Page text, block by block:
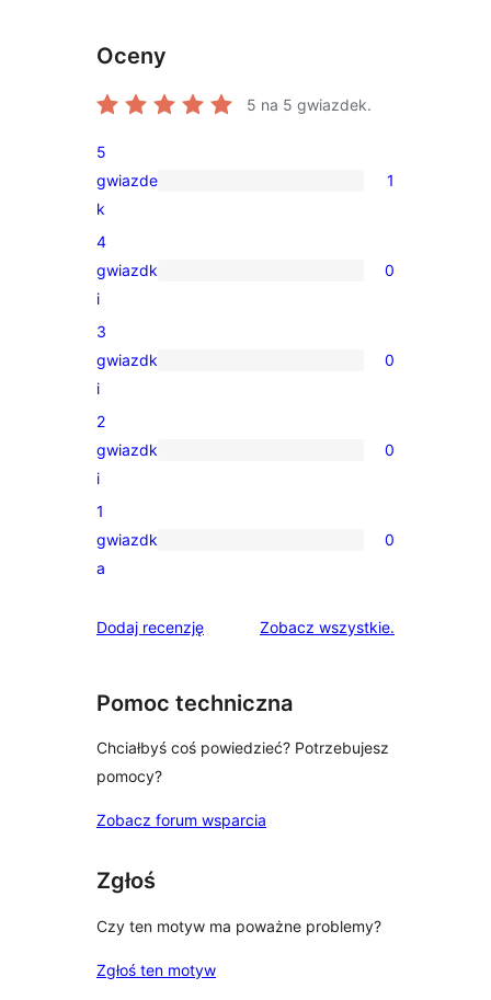
Oceny
5 na 5 gwiazdek.
1
recenzja
5-
gwiazdkowa
5
gwiazde
k
1
0
recenzji
4-
gwiazdkowych
4
gwiazdk
i
0
0
recenzji
3-
gwiazdkowych
3
gwiazdk
i
0
0
recenzji
2-
gwiazdkowych
2
gwiazdk
i
0
0
recenzji
gwiazdkowych
1
gwiazdk
a
0
Dodaj recenzję Zobacz wszystkierecenzje
.
Pomoc techniczna
Chciałbyś coś powiedzieć? Potrzebujesz
pomocy?
Zobacz forum wsparcia
Zgłoś
Czy ten motyw ma poważne problemy?
Zgłoś ten motyw